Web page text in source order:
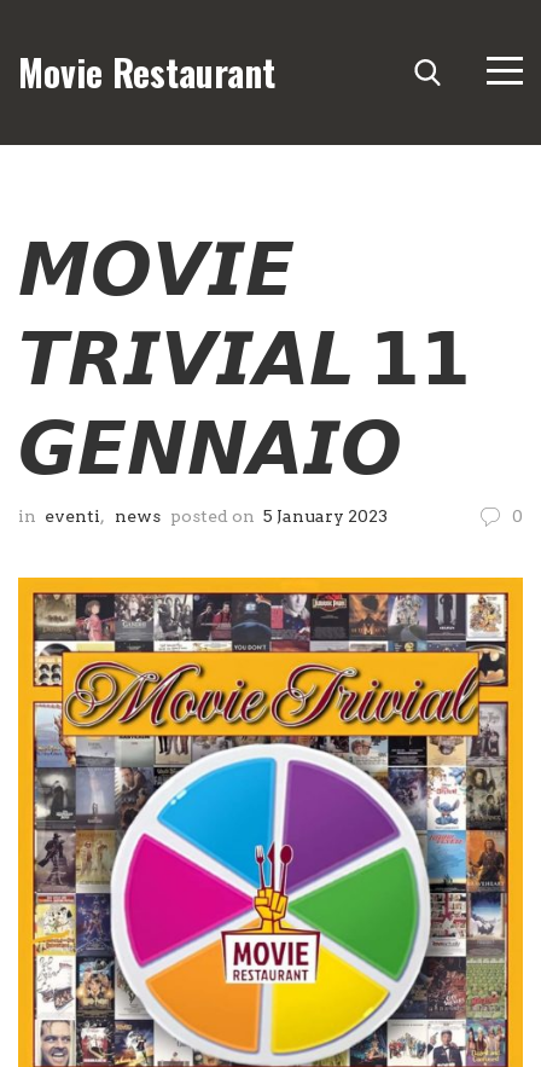
Movie Restaurant
𝙈𝙊𝙑𝙄𝙀
𝙏𝙍𝙄𝙑𝙄𝘼𝙇 𝟭𝟭
𝙂𝙀𝙉𝙉𝘼𝙄𝙊
in eventi, news posted on 5 January 2023 0